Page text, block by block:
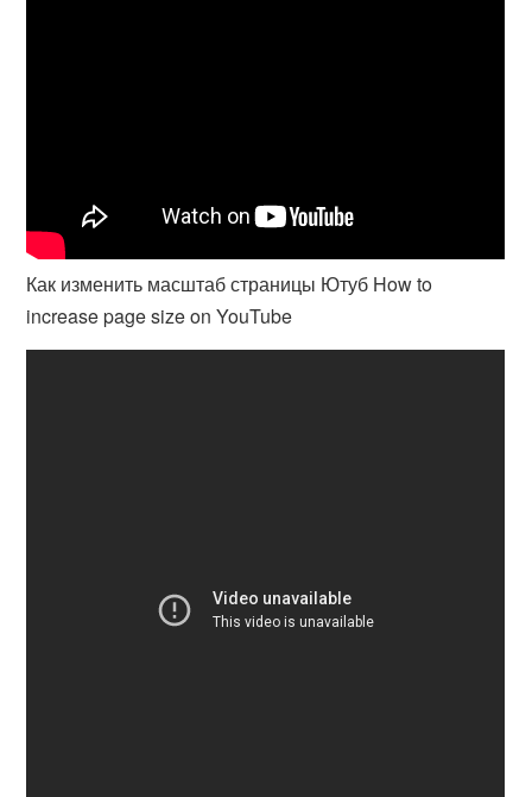
Как изменить масштаб страницы Ютуб How to
increase page size on YouTube